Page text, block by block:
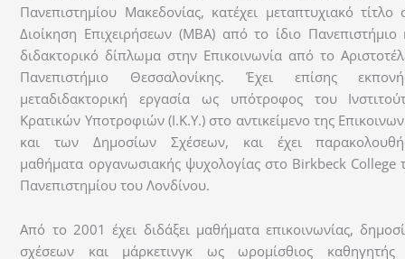
Πανεπιστημίου Μακεδονίας, κατέχει μεταπτυχιακό τίτλο
Διοίκηση Επιχειρήσεων (ΜΒΑ) από το ίδιο Πανεπιστήμιο
διδακτορικό δίπλωμα στην Επικοινωνία από το
Πανεπιστήμιο Θεσσαλονίκης. Έχει επίσης
μεταδιδακτορική εργασία ως υπότροφος του
Κρατικών Υποτροφιών (Ι.Κ.Υ.) στο αντικείμενο της
και των Δημοσίων Σχέσεων, και έχει
μαθήματα οργανωσιακής ψυχολογίας στο Birkbeck College
Πανεπιστημίου του Λονδίνου.
Από το 2001 έχει διδάξει μαθήματα επικοινωνίας,
σχέσεων και μάρκετινγκ ως ωρομίσθιος καθηγητής